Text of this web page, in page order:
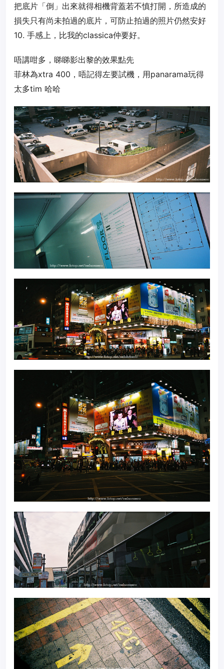
把底片「倒」出來就得相機背蓋若不慎打開，所造成的
損失只有尚未拍過的底片，可防止拍過的照片仍然安好
10. 手感上，比我的classica仲要好。
唔講咁多，睇睇影出黎的效果點先
菲林為xtra 400，唔記得左要試機，用panarama玩得
太多tim 哈哈